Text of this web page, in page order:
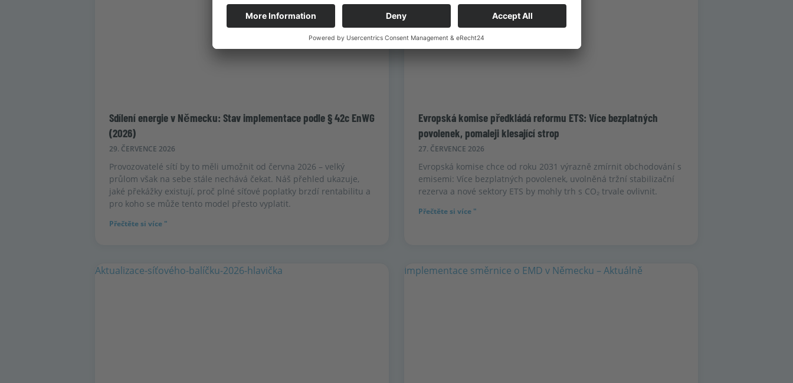
Sdílení energie v Německu: Stav implementace podle § 42c EnWG
(2026)
29. ČERVENCE 2026
Provozovatelé sítí by to měli umožnit od června 2026 – velký
průlom však na sebe stále nechává čekat. Náš přehled ukazuje,
jaké překážky existují, proč plné síťové poplatky brzdí rentabilitu a
pro koho se může tento model přesto vyplatit.
Přečtěte si více "
Evropská komise předkládá reformu ETS: Více bezplatných
povolenek, pomaleji klesající strop
27. ČERVENCE 2026
Evropská komise chce od roku 2031 výrazně zmírnit obchodování s
emisemi: Více bezplatných povolenek, uvolněná tržní stabilizační
rezerva a nové sektory ETS by mohly trh s CO₂ trvale ovlivnit.
Přečtěte si více "